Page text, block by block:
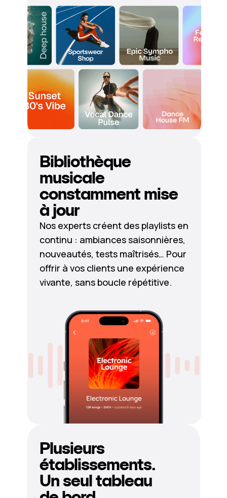
Bibliothèque
musicale
constamment mise
à jour
Nos experts créent des playlists en
continu : ambiances saisonnières,
nouveautés, tests maîtrisés… Pour
offrir à vos clients une expérience
vivante, sans boucle répétitive.
Plusieurs
établissements.
Un seul tableau